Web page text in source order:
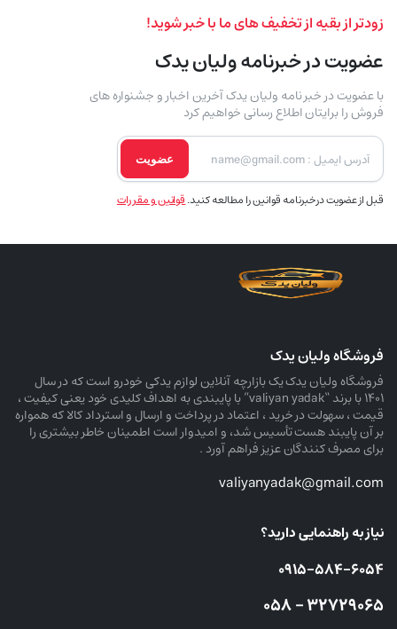
زودتر از بقیه از تخفیف های ما با خبر شوید!
عضویت در خبرنامه ولیان یدک
با عضویت در خبر نامه ولیان یدک آخرین اخبار و جشنواره های
فروش را برایتان اطلاع رسانی خواهیم کرد
عضویت
قبل از عضویت در خبرنامه قوانین را مطالعه کنید.قوانین و مقررات
فروشگاه ولیان یدک
فروشگاه ولیان یدک یک بازارچه آنلاین لوازم یدکی خودرو است که در سال
۱۴۰۱ با برند “valiyan yadak” با پایبندی به اهداف کلیدی خود یعنی کیفیت ،
قیمت ، سهولت در خرید ، اعتماد در پرداخت و ارسال و استرداد کالا که همواره
بر آن پایبند هست تأسیس شد، و امیدوار است اطمینان خاطر بیشتری را
برای مصرف کنندگان عزیز فراهم آورد .
valiyanyadak@gmail.com
نیاز به راهنمایی دارید؟
۰۹۱۵-۵۸۴-۶۰۵۴
۳۲۷۲۹۰۶۵ – ۰۵۸